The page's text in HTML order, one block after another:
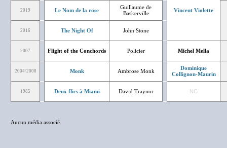
Vincent Violette
2019 Le Nom de la rose
Guillaume de
Baskerville
2016 The Night Of John Stone
2007 Flight of the Conchords Policier Michel Mella
2004/2008 Monk Ambrose Monk
Dominique
Collignon-Maurin
1985 Deux flics à Miami David Traynor NC
Aucun média associé.